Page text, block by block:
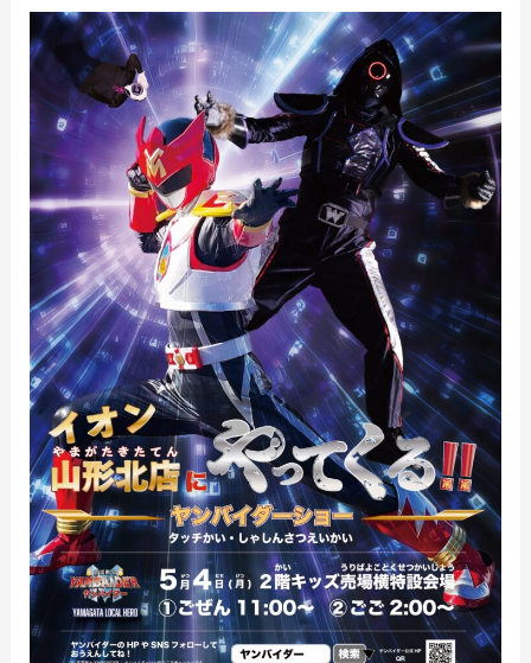
5/4
イ
オ
ン
北
店
ン
バ
イ
ダ
ー
シ
ョ
ー
グ
ッ
ズ
販